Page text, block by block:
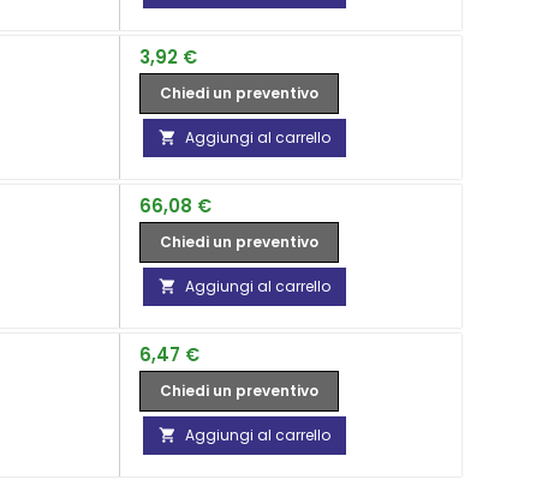
Prezzo
3,92 €
Chiedi un preventivo
 Aggiungi al carrello
Prezzo
66,08 €
Chiedi un preventivo
 Aggiungi al carrello
Prezzo
6,47 €
Chiedi un preventivo
 Aggiungi al carrello